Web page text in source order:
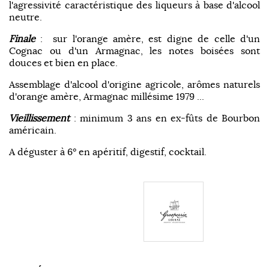
l'agressivité caractéristique des liqueurs à base d'alcool
neutre.
Finale: sur l'orange amère, est digne de celle d'un
Cognac ou d'un Armagnac, les notes boisées sont
douces et bien en place.
Assemblage d'alcool d'origine agricole, arômes naturels
d'orange amère, Armagnac millésime 1979 ...
Vieillissement: minimum 3 ans en ex-fûts de Bourbon
américain.
A déguster à 6° en apéritif, digestif, cocktail.